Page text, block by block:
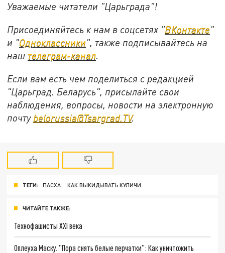
Уважаемые читатели "Царьграда"!
Присоединяйтесь к нам в соцсетях "ВКонтакте"
и "Одноклассники", также подписывайтесь на
наш телеграм-канал.
Если вам есть чем поделиться с редакцией
"Царьград. Беларусь", присылайте свои
наблюдения, вопросы, новости на электронную
почту belorussia@Tsargrad.TV.
ТЕГИ: ПАСХА КАК ВЫКИДЫВАТЬ КУЛИЧИ
ЧИТАЙТЕ ТАКЖЕ:
Технофашисты XXI века
Оплеуха Маску. "Пора снять белые перчатки": Как уничтожить